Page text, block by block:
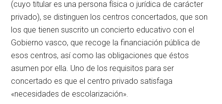
(cuyo titular es una persona física o jurídica de carácter
privado), se distinguen los centros concertados, que son
los que tienen suscrito un concierto educativo con el
Gobierno vasco, que recoge la financiación pública de
esos centros, así como las obligaciones que éstos
asumen por ella. Uno de los requisitos para ser
concertado es que el centro privado satisfaga
«necesidades de escolarización».